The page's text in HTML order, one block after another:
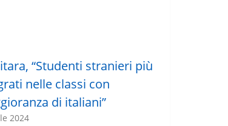
“Studenti stranieri più
nelle classi con
di italiani”
2024